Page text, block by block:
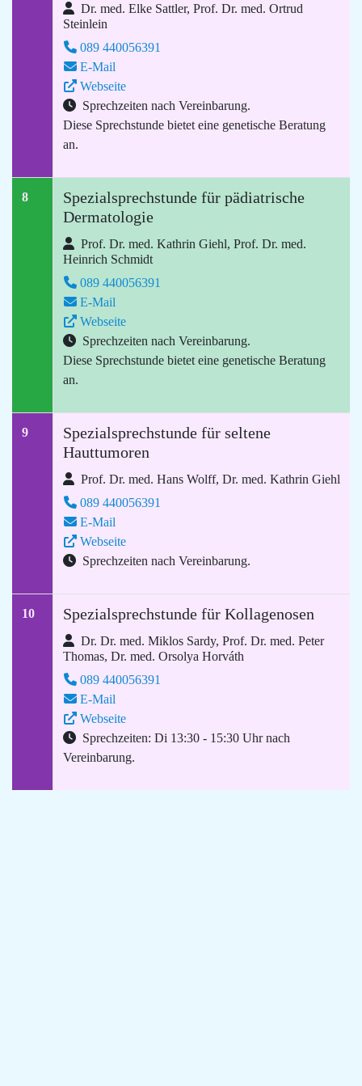
Dr. med. Elke Sattler, Prof. Dr. med. Ortrud
Steinlein
089 440056391
E-Mail
Webseite
Sprechzeiten nach Vereinbarung.
Diese Sprechstunde bietet eine genetische Beratung
an.
8
Spezialsprechstunde für pädiatrische
Dermatologie
Prof. Dr. med. Kathrin Giehl, Prof. Dr. med.
Heinrich Schmidt
089 440056391
E-Mail
Webseite
Sprechzeiten nach Vereinbarung.
Diese Sprechstunde bietet eine genetische Beratung
an.
9
Spezialsprechstunde für seltene
Hauttumoren
Prof. Dr. med. Hans Wolff, Dr. med. Kathrin Giehl
089 440056391
E-Mail
Webseite
Sprechzeiten nach Vereinbarung.
10 Spezialsprechstunde für Kollagenosen
Dr. Dr. med. Miklos Sardy, Prof. Dr. med. Peter
Thomas, Dr. med. Orsolya Horváth
089 440056391
E-Mail
Webseite
Sprechzeiten: Di 13:30 - 15:30 Uhr nach
Vereinbarung.